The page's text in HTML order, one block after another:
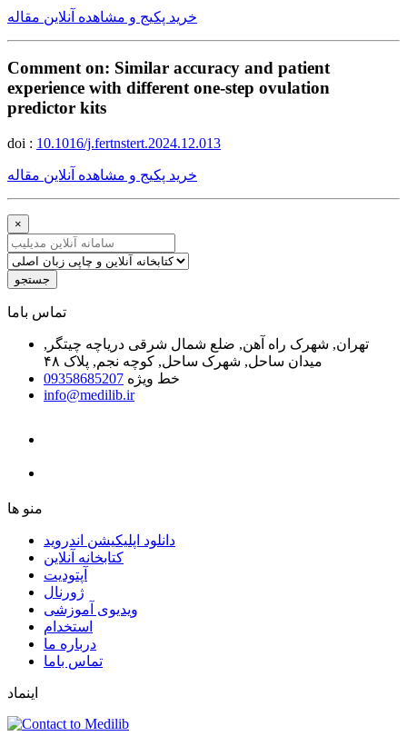
خرید پکیج و مشاهده آنلاین مقاله
Comment on: Similar accuracy and patient
experience with different one-step ovulation
predictor kits
doi : 10.1016/j.fertnstert.2024.12.013
خرید پکیج و مشاهده آنلاین مقاله
×
جستجو
ﺗﻤﺎﺱ ﺑﺎﻣﺎ
تهران, شهرک راه آهن, ضلع شمال شرقی دریاچه چیتگر,
میدان ساحل, شهرک ساحل, کوچه نجم, پلاک ۴۸
خط ویژه 09358685207
info@medilib.ir
ﻣﻨﻮ ﻫﺎ
دانلود اپلیکیشن اندروید
ﮐﺘﺎﺑﺨﺎﻧﻪ ﺁﻧﻼﯾﻦ
ﺁﭘﺘﻮﺩﯾﺖ
ﮊﻭﺭﻧﺎﻝ
ویدیوی آموزشی
استخدام
درباره ما
ﺗﻤﺎﺱ ﺑﺎﻣﺎ
اینماد